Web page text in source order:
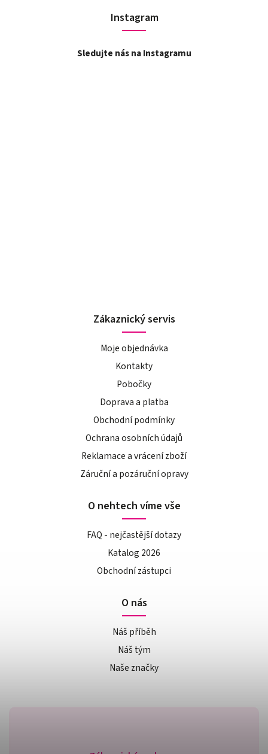
Instagram
Sledujte nás na Instagramu
Zákaznický servis
Moje objednávka
Kontakty
Pobočky
Doprava a platba
Obchodní podmínky
Ochrana osobních údajů
Reklamace a vrácení zboží
Záruční a pozáruční opravy
O nehtech víme vše
FAQ - nejčastější dotazy
Katalog 2026
Obchodní zástupci
O nás
Náš příběh
Náš tým
Naše značky